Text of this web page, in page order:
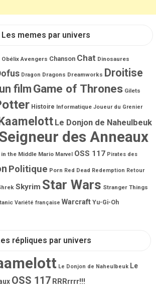
Les memes par univers
Obélix Avengers Chanson Chat Dinosaures
Dragon Dragons Dreamworks Droitise
film Game of Thrones Gilets
Histoire Informatique Joueur du Grenier
Le Donjon de Naheulbeuk
des Anneaux
in the Middle Mario Marvel OSS 117 Pirates des
Politique Porn Red Dead Redemption Retour
Skyrim Star Wars Stranger Things
Variété française Warcraft Yu-Gi-Oh
répliques par univers
Le Donjon de Naheulbeuk Le
OSS 117 RRRrrrr!!!